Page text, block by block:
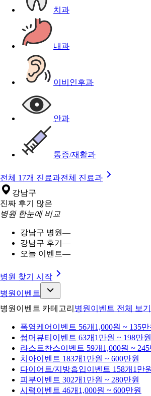
치과
내과
이비인후과
안과
통증/재활과
전체 17개 진료과전체 진료과
강남구
진짜 후기 많은
병원 한눈에 비교
강남구 병원—
강남구 후기 —
오늘 이벤트—
병원 찾기 시작
병원이벤트
병원이벤트 카테고리 병원이벤트 전체 보기
폭염케어 이벤트 56개 1,000원 ~ 135만
썸머뷰티 이벤트 63개 1만원 ~ 198만원
라스트찬스이벤트 59개 1,000원 ~
치아이벤트 183개 1만원 ~ 600만원
다이어트/지방흡입이벤트 158개 1만
피부이벤트 302개 1만원 ~ 280만원
시력이벤트 46개 1,000원 ~ 600만원